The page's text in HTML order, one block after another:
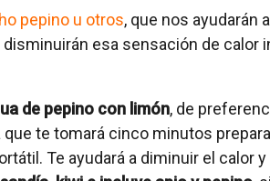
pepino u otros, que nos ayudarán
esa sensación de calor
de pepino con limón, de
que te tomará cinco minutos
Te ayudará a diminuir el calor